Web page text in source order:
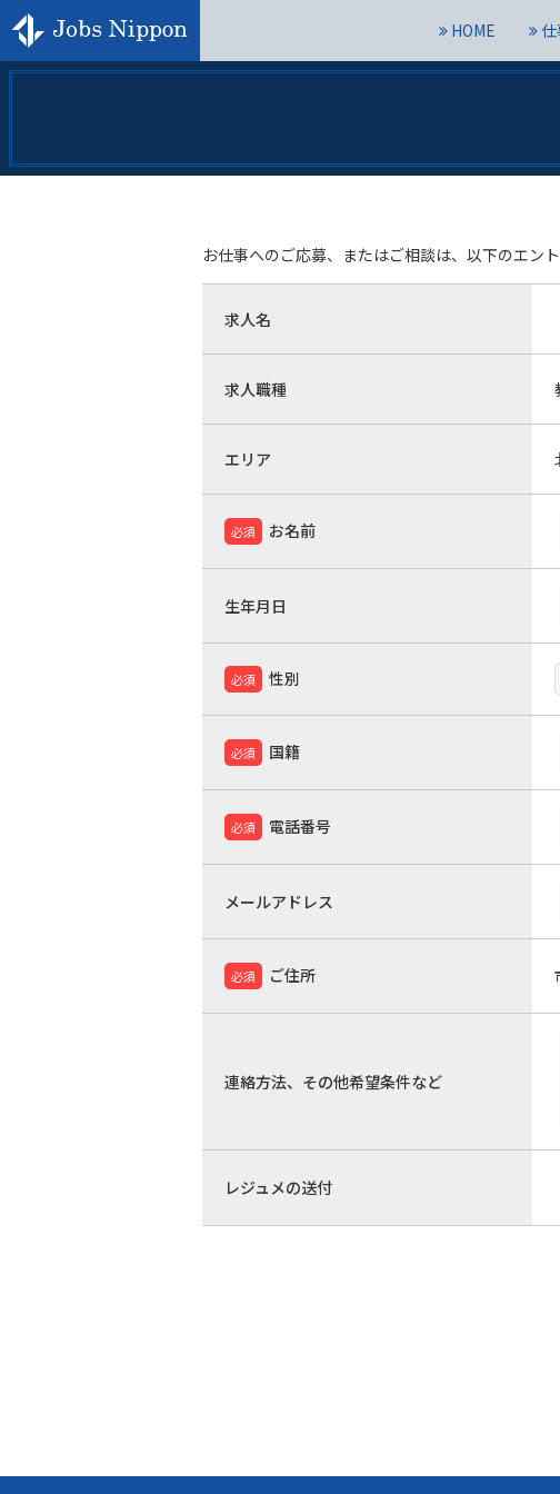
HOME
お仕事へのご応募、またはご相談は、以下のエン
求人名
求人職種
エリア
必須 お名前
生年月日
必須 性別
必須 国籍
必須 電話番号
メールアドレス
必須 ご住所
連絡方法、その他希望条件など
レジュメの送付